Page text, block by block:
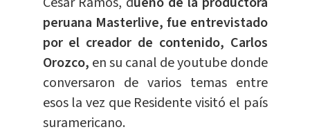
peruana Masterlive, fue entrevistado
por el creador de contenido, Carlos
Orozco, en su canal de youtube donde
conversaron de varios temas entre
esos la vez que Residente visitó el país
suramericano.